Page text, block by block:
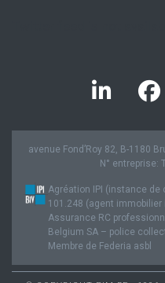
avenue Fond’Roy 82, B-1180
N° entreprise:
Agréation IPI (instance de
101.248 (agent
Assurance RC
Belgium SA – police
Membre de Federia asbl